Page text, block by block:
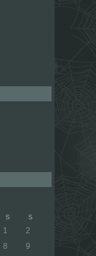
S S
1
2
8
9